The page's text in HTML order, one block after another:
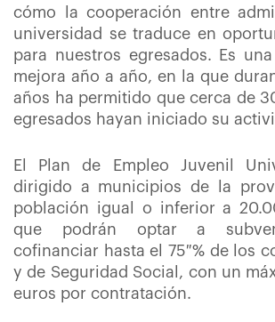
cómo la cooperación entre
universidad se traduce en
para nuestros egresados. Es
mejora año a año, en la que
años ha permitido que cerca de
egresados hayan iniciado su
El Plan de Empleo Juvenil
dirigido a municipios de la
población igual o inferior a
que podrán optar a
cofinanciar hasta el 75 % de los
y de Seguridad Social, con un
euros por contratación.